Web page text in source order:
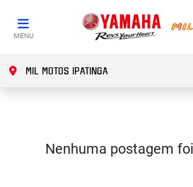
MENU
MIL MOTOS IPATINGA
Nenhuma postagem